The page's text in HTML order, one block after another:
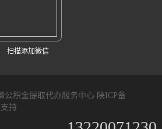
扫描添加微信
公积金提取代办服务中心 陕ICP备
持